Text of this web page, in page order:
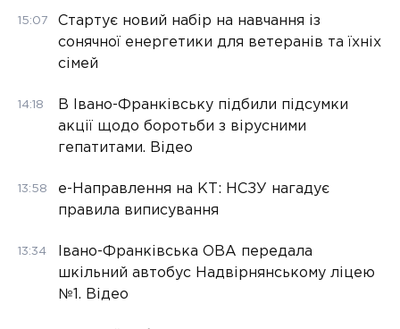
15:07
Стартує новий набір на навчання із
сонячної енергетики для ветеранів та їхніх
сімей
14:18
В Івано-Франківську підбили підсумки
акції щодо боротьби з вірусними
гепатитами. Відео
13:58
е-Направлення на КТ: НСЗУ нагадує
правила виписування
13:34
Івано-Франківська ОВА передала
шкільний автобус Надвірнянському ліцею
№1. Відео